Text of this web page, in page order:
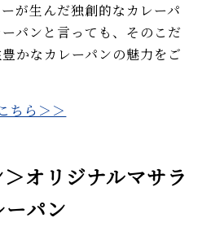
が生んだ独創的なカレーパ
パンと言っても、そのこだ
かなカレーパンの魅力をご
ちら＞＞
オリジナルマサラ
パン